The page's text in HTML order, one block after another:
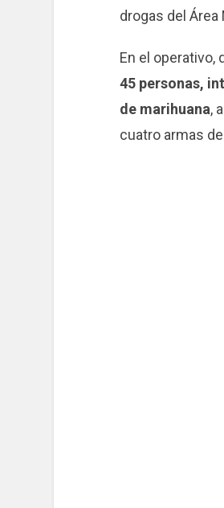
drogas del Área
En el operativo,
45 personas,
de marihuana,
cuatro armas